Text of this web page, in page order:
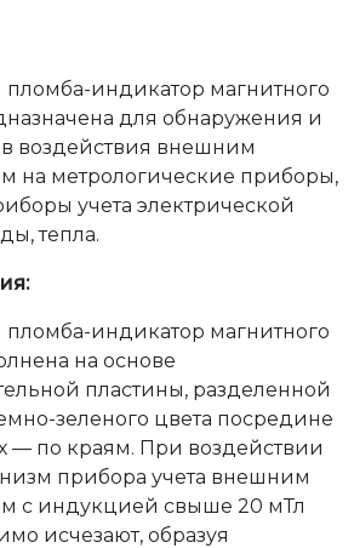
индикатор магнитного
для обнаружения и
воздействия внешним
на метрологические приборы,
учета электрической
тепла.
индикатор магнитного
на основе
пластины, разделенной
зеленого цвета посредине
— по краям. При воздействии
прибора учета внешним
с индукцией свыше 20 мТл
исчезают, образуя